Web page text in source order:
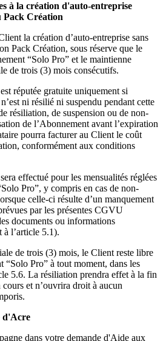
à la création d'auto-entreprise
Pack Création
la création d’auto-entreprise sans
Pack Création, sous réserve que le
“Solo Pro” et le maintienne
de trois (3) mois consécutifs.
réputée gratuite uniquement si
ni résilié ni suspendu pendant cette
résiliation, de suspension ou de non-
de l’Abonnement avant l’expiration
pourra facturer au Client le coût
conformément aux conditions
effectué pour les mensualités réglées
Pro”, y compris en cas de non-
celle-ci résulte d’un manquement
par les présentes CGVU
documents ou informations
à l’article 5.1).
de trois (3) mois, le Client reste libre
“Solo Pro” à tout moment, dans les
5.6. La résiliation prendra effet à la fin
et n’ouvrira droit à aucun
d'Acre
dans votre demande d'Aide aux